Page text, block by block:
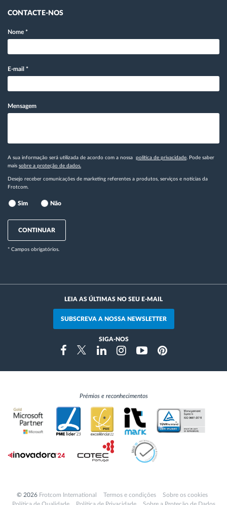
CONTACTE-NOS
Nome *
E-mail *
Mensagem
A sua informação será utilizada de acordo com a nossa política de privacidade . Pode saber
mais sobre a proteção de dados.
Desejo receber comunicações de marketing referentes a produtos, serviços e notícias da
Frotcom.
Sim Não
CONTINUAR
* Campos obrigatórios.
LEIA AS ÚLTIMAS NO SEU E-MAIL
SUBSCREVA A NOSSA NEWSLETTER
SIGA-NOS
FacebookTwitterLinkedinInstragramYoutubePinterest
Prémios e reconhecimentos
© 2026 Frotcom International Termos e condições
Sobre os cookies